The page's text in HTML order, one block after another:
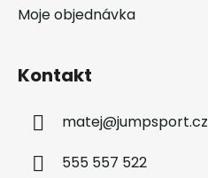
Moje objednávka
Kontakt
matej@jumpsport.cz
555 557 522